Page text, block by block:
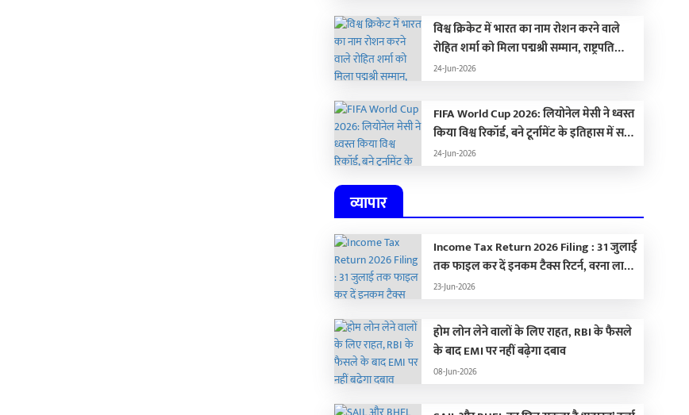
विश्व क्रिकेट में भारत का नाम रोशन करने वाले
रोहित शर्मा को मिला पद्मश्री सम्मान, राष्ट्रपति
द्रौपदी मुर्मू ने किया सम्मानित
24-Jun-2026
FIFA World Cup 2026: लियोनेल मेसी ने ध्वस्त
किया विश्व रिकॉर्ड, बने टूर्नामेंट के इतिहास में सबसे
ज्यादा गोल करने वाले खिलाड़ी
24-Jun-2026
व्यापार
Income Tax Return 2026 Filing : 31 जुलाई
तक फाइल कर दें इनकम टैक्स रिटर्न, वरना लाखों
का लगेगा जुर्माना
23-Jun-2026
होम लोन लेने वालों के लिए राहत, RBI के फैसले
के बाद EMI पर नहीं बढ़ेगा दबाव
08-Jun-2026